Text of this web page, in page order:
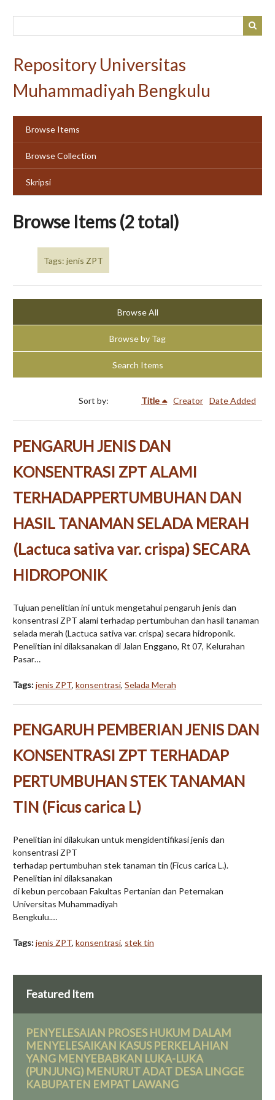
Repository Universitas
Muhammadiyah Bengkulu
Browse Items
Browse Collection
Skripsi
Browse Items (2 total)
Tags: jenis ZPT
Browse All
Browse by Tag
Search Items
Sort by: Title Creator Date Added
PENGARUH JENIS DAN
KONSENTRASI ZPT ALAMI
TERHADAPPERTUMBUHAN DAN
HASIL TANAMAN SELADA MERAH
(Lactuca sativa var. crispa) SECARA
HIDROPONIK
Tujuan penelitian ini untuk mengetahui pengaruh jenis dan
konsentrasi ZPT alami terhadap pertumbuhan dan hasil tanaman
selada merah (Lactuca sativa var. crispa) secara hidroponik.
Penelitian ini dilaksanakan di Jalan Enggano, Rt 07, Kelurahan
Pasar…
Tags:jenis ZPT, konsentrasi, Selada Merah
PENGARUH PEMBERIAN JENIS DAN
KONSENTRASI ZPT TERHADAP
PERTUMBUHAN STEK TANAMAN
TIN (Ficus carica L)
Penelitian ini dilakukan untuk mengidentifikasi jenis dan
konsentrasi ZPT
terhadap pertumbuhan stek tanaman tin (Ficus carica L.).
Penelitian ini dilaksanakan
di kebun percobaan Fakultas Pertanian dan Peternakan
Universitas Muhammadiyah
Bengkulu.…
Tags:jenis ZPT, konsentrasi, stek tin
Featured Item
PENYELESAIAN PROSES HUKUM DALAM
MENYELESAIKAN KASUS PERKELAHIAN
YANG MENYEBABKAN LUKA-LUKA
(PUNJUNG) MENURUT ADAT DESA LINGGE
KABUPATEN EMPAT LAWANG